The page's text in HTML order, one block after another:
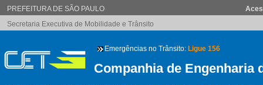
PREFEITURA DE SÃO PAULO
Secretaria Executiva de Mobilidade e Trânsito
Emergências no Trânsito: Ligue 156
Companhia de Engenharia